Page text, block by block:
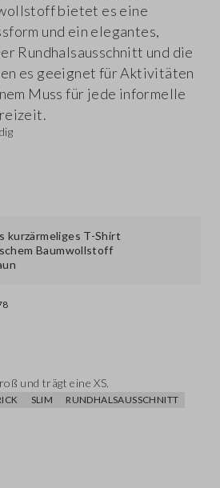
bietet es eine
und ein elegantes,
Rundhalsausschnitt und die
es geeignet für Aktivitäten
Muss für jede informelle
und trägt eine XS.
SLIM
RUNDHALSAUSSCHNITT